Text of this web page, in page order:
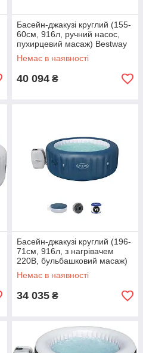
Басейн-джакузі круглий (155-
60см, 916л, ручний насос,
пухирцевий масаж) Bestway
60027 Світло-сірий
Немає в наявності
40 094 ₴
Басейн-джакузі круглий (196-
71см, 916л, з нагрівачем
220В, бульбашковий масаж)
Bestway 60029
Немає в наявності
34 035 ₴